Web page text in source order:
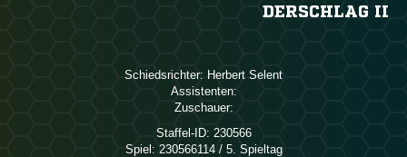
DERSCHLAG II
Schiedsrichter:  
Assistenten:
Zuschauer:
Staffel-ID: 230566
Spiel: 230566114 / 5. Spieltag